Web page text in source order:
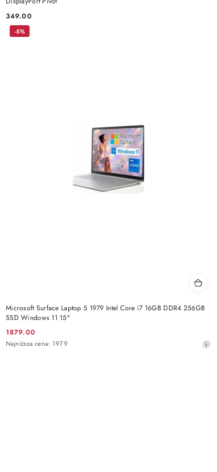
Cena:
349.00
Microsoft Surface Laptop 5 1979 Intel Core i7 16GB DDR4 256GB
SSD Windows 11 15"
Cena
promocyjna:
1879.00
Najniższa
Najniższa cena: 1979
-5%